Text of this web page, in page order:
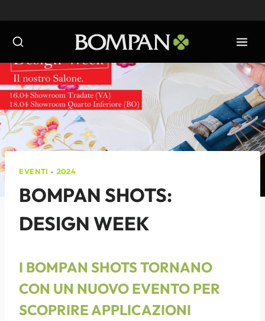
al
contenuto
EVENTI - 2024
BOMPAN SHOTS:
DESIGN WEEK
I BOMPAN SHOTS TORNANO
CON UN NUOVO EVENTO PER
SCOPRIRE APPLICAZIONI